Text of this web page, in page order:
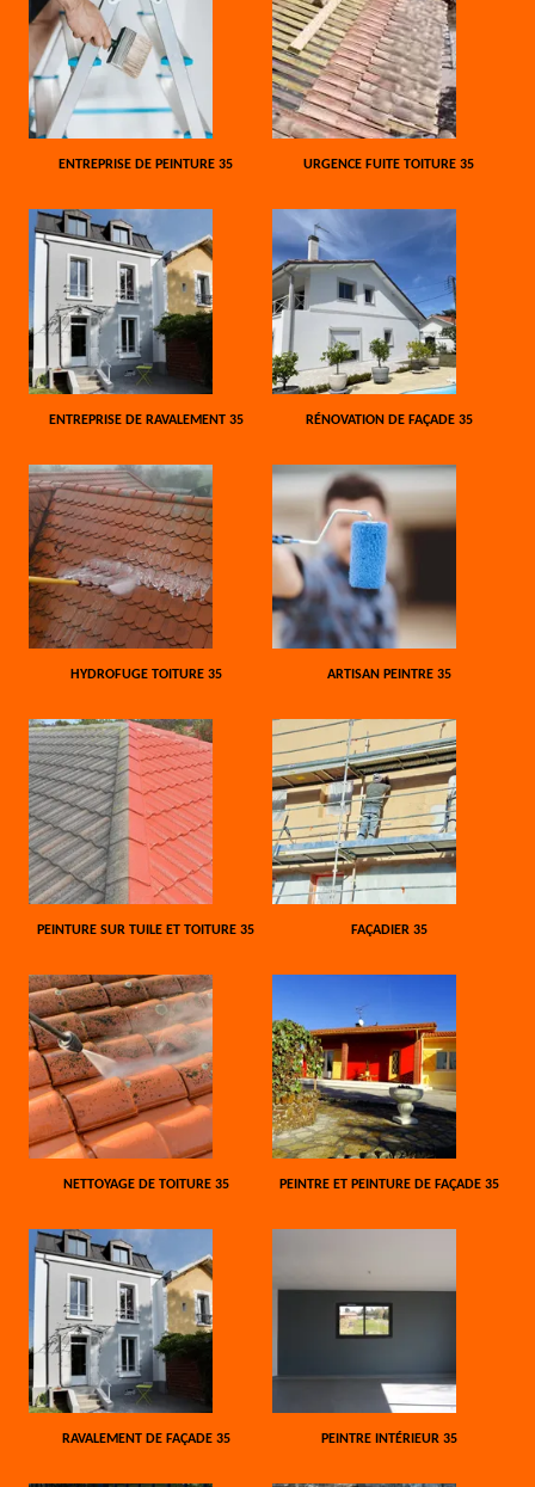
ENTREPRISE DE PEINTURE 35 URGENCE FUITE TOITURE 35
ENTREPRISE DE RAVALEMENT 35 RÉNOVATION DE FAÇADE 35
HYDROFUGE TOITURE 35 ARTISAN PEINTRE 35
PEINTURE SUR TUILE ET TOITURE 35 FAÇADIER 35
NETTOYAGE DE TOITURE 35 PEINTRE ET PEINTURE DE FAÇADE 35
RAVALEMENT DE FAÇADE 35 PEINTRE INTÉRIEUR 35